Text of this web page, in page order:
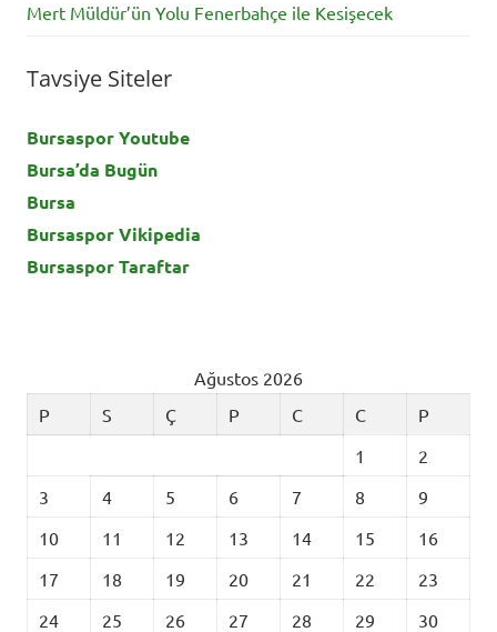
Mert Müldür’ün Yolu Fenerbahçe ile Kesişecek
Tavsiye Siteler
Bursaspor Youtube
Bursa’da Bugün
Bursa
Bursaspor Vikipedia
Bursaspor Taraftar
Ağustos 2026
P
S Ç P C C
P
1
2
3
4 5 6 7 8
9
10
11 12 13 14 15
16
17
18 19 20 21 22
23
24
25 26 27 28 29
30